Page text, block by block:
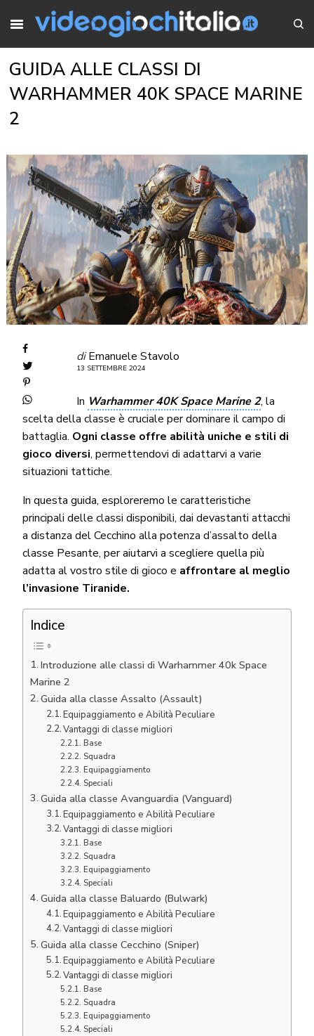
GUIDA ALLE CLASSI DI
WARHAMMER 40K SPACE MARINE
2
di Emanuele Stavolo
13 SETTEMBRE 2024
In Warhammer 40K Space Marine 2, la
scelta della classe è cruciale per dominare il campo di
battaglia. Ogni classe offre abilità uniche e stili di
gioco diversi, permettendovi di adattarvi a varie
situazioni tattiche.
In questa guida, esploreremo le caratteristiche
principali delle classi disponibili, dai devastanti attacchi
a distanza del Cecchino alla potenza d’assalto della
classe Pesante, per aiutarvi a scegliere quella più
adatta al vostro stile di gioco e affrontare al meglio
l’invasione Tiranide.
Indice
Introduzione alle classi di Warhammer 40k Space
Marine 2
Guida alla classe Assalto (Assault)
Equipaggiamento e Abilità Peculiare
Vantaggi di classe migliori
Base
Squadra
Equipaggiamento
Speciali
Guida alla classe Avanguardia (Vanguard)
Equipaggiamento e Abilità Peculiare
Vantaggi di classe migliori
Base
Squadra
Equipaggiamento
Speciali
Guida alla classe Baluardo (Bulwark)
Equipaggiamento e Abilità Peculiare
Vantaggi di classe migliori
Guida alla classe Cecchino (Sniper)
Equipaggiamento e Abilità Peculiare
Vantaggi di classe migliori
Base
Squadra
Equipaggiamento
Speciali